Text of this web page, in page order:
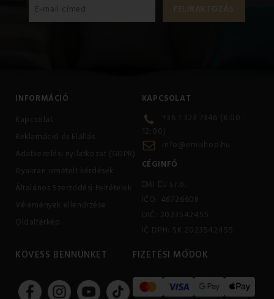
INFORMÁCIÓ
Kapcsolat
Reklamáció és Elállás
Adatkezelési nyilatkozat (GDPR)
Gyakran ismételt kérdések
Általános Szerződési Feltételek
Vélemények ellenőrzése
Oldaltérkép
KAPCSOLAT
+36 1 323 7346 (8:00 -
12:00)
info@emishop.hu
CÉGINFÓ
EMI EU s.r.o.
IČO: 46726608
DIČ: 2023542455
IČ DPH: SK 2023542455
KÖVESS BENNÜNKET FIZETÉSI MÓDOK